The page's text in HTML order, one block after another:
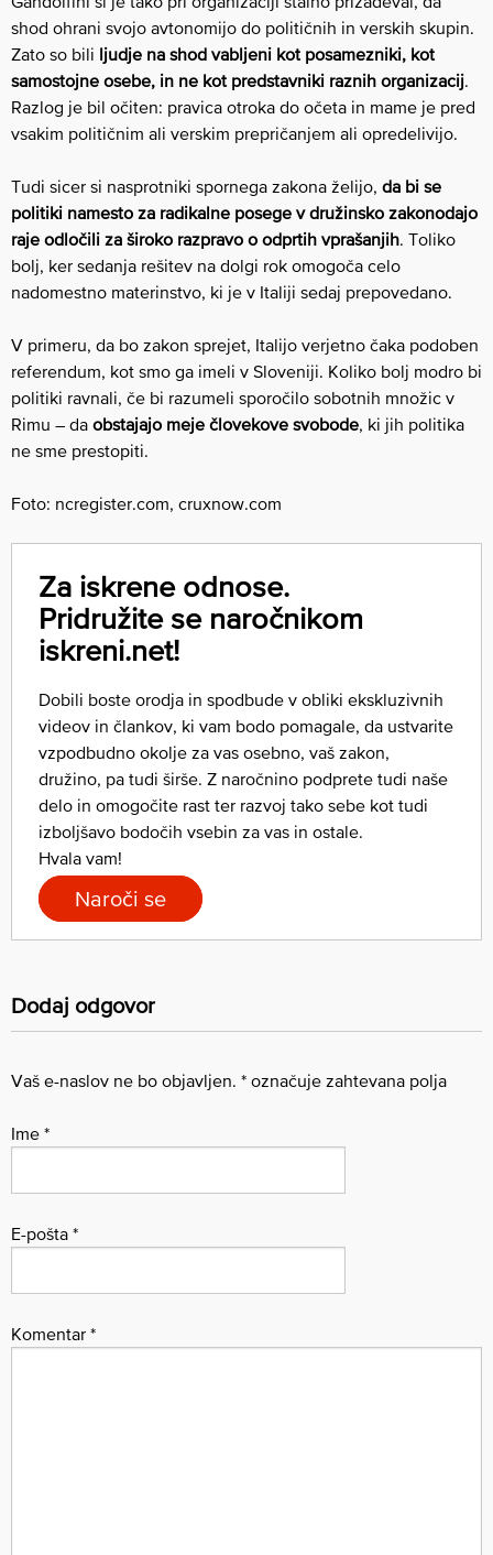
shod ohrani svojo avtonomijo do političnih in verskih skupin.
Zato so bili ljudje na shod vabljeni kot posamezniki, kot
samostojne osebe, in ne kot predstavniki raznih organizacij.
Razlog je bil očiten: pravica otroka do očeta in mame je pred
vsakim političnim ali verskim prepričanjem ali opredelivijo.
Tudi sicer si nasprotniki spornega zakona želijo, da bi se
politiki namesto za radikalne posege v družinsko zakonodajo
raje odločili za široko razpravo o odprtih vprašanjih. Toliko
bolj, ker sedanja rešitev na dolgi rok omogoča celo
nadomestno materinstvo, ki je v Italiji sedaj prepovedano.
V primeru, da bo zakon sprejet, Italijo verjetno čaka podoben
referendum, kot smo ga imeli v Sloveniji. Koliko bolj modro bi
politiki ravnali, če bi razumeli sporočilo sobotnih množic v
Rimu – da obstajajo meje človekove svobode, ki jih politika
ne sme prestopiti.
Foto: ncregister.com, cruxnow.com
Za iskrene odnose.
Pridružite se naročnikom
iskreni.net!
Dobili boste orodja in spodbude v obliki ekskluzivnih
videov in člankov, ki vam bodo pomagale, da ustvarite
vzpodbudno okolje za vas osebno, vaš zakon,
družino, pa tudi širše. Z naročnino podprete tudi naše
delo in omogočite rast ter razvoj tako sebe kot tudi
izboljšavo bodočih vsebin za vas in ostale.
Hvala vam!
Naroči se
Dodaj odgovor
Vaš e-naslov ne bo objavljen. * označuje zahtevana polja
Ime *
E-pošta *
Komentar *